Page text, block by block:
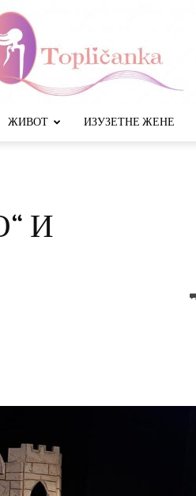
ЖИВОТ ИЗУЗЕТНЕ ЖЕНЕ
И